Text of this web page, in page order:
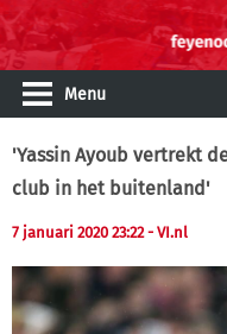
Menu
'Yassin Ayoub vertrekt
club in het buitenland'
7 januari 2020 23:22- VI.nl